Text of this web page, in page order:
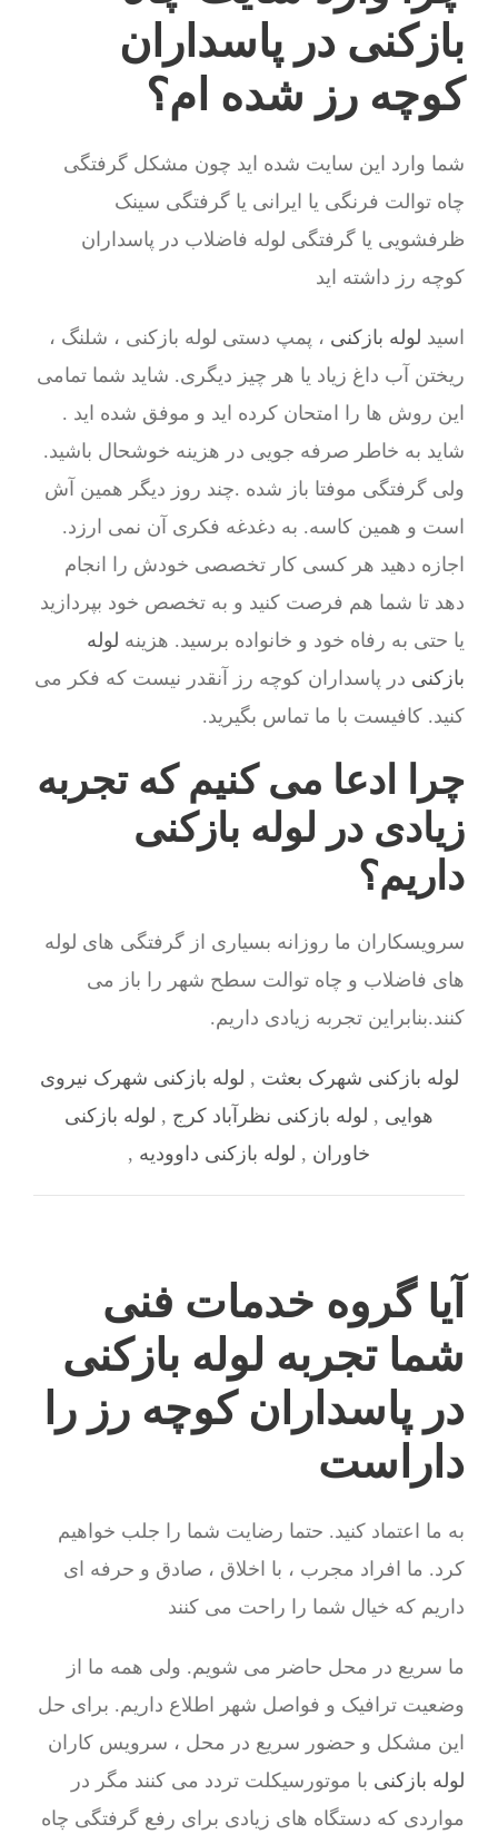
بازکنی در پاسداران
کوچه رز شده ام؟
شما وارد این سایت شده اید چون مشکل گرفتگی
چاه توالت فرنگی یا ایرانی یا گرفتگی سینک
ظرفشویی یا گرفتگی لوله فاضلاب در پاسداران
کوچه رز داشته اید
اسید لوله بازکنی ، پمپ دستی لوله بازکنی ، شلنگ ،
ریختن آب داغ زیاد یا هر چیز دیگری. شاید شما تمامی
این روش ها را امتحان کرده اید و موفق شده اید .
شاید به خاطر صرفه جویی در هزینه خوشحال باشید.
ولی گرفتگی موفتا باز شده .چند روز دیگر همین آش
است و همین کاسه. به دغدغه فکری آن نمی ارزد.
اجازه دهید هر کسی کار تخصصی خودش را انجام
دهد تا شما هم فرصت کنید و به تخصص خود بپردازید
یا حتی به رفاه خود و خانواده برسید. هزینه لوله
بازکنی در پاسداران کوچه رز آنقدر نیست که فکر می
کنید. کافیست با ما تماس بگیرید.
چرا ادعا می کنیم که تجربه
زیادی در لوله بازکنی
داریم؟
سرویسکاران ما روزانه بسیاری از گرفتگی های لوله
های فاضلاب و چاه توالت سطح شهر را باز می
کنند.بنابراین تجربه زیادی داریم.
لوله بازکنی شهرک بعثت , لوله بازکنی شهرک نیروی
هوایی , لوله بازکنی نظرآباد کرج , لوله بازکنی
خاوران , لوله بازکنی داوودیه ,
آیا گروه خدمات فنی
شما تجربه لوله بازکنی
در پاسداران کوچه رز را
داراست
به ما اعتماد کنید. حتما رضایت شما را جلب خواهیم
کرد. ما افراد مجرب ، با اخلاق ، صادق و حرفه ای
داریم که خیال شما را راحت می کنند
ما سریع در محل حاضر می شویم. ولی همه ما از
وضعیت ترافیک و فواصل شهر اطلاع داریم. برای حل
این مشکل و حضور سریع در محل ، سرویس کاران
لوله بازکنی با موتورسیکلت تردد می کنند مگر در
مواردی که دستگاه های زیادی برای رفع گرفتگی چاه